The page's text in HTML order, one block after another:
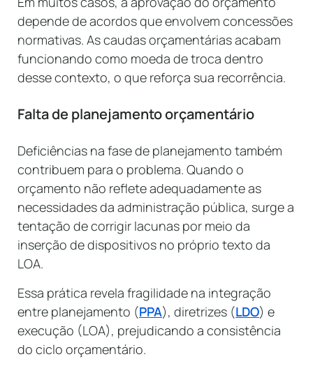
depende de acordos que envolvem concessões
normativas. As caudas orçamentárias acabam
funcionando como moeda de troca dentro
desse contexto, o que reforça sua recorrência.
Falta de planejamento orçamentário
Deficiências na fase de planejamento também
contribuem para o problema. Quando o
orçamento não reflete adequadamente as
necessidades da administração pública, surge a
tentação de corrigir lacunas por meio da
inserção de dispositivos no próprio texto da
LOA.
Essa prática revela fragilidade na integração
entre planejamento (PPA), diretrizes (LDO) e
execução (LOA), prejudicando a consistência
do ciclo orçamentário.